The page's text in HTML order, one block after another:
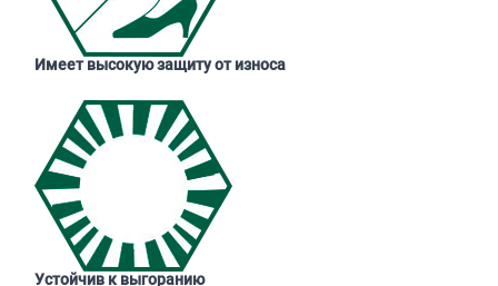
Имеет высокую защиту от износа
Устойчив к выгоранию